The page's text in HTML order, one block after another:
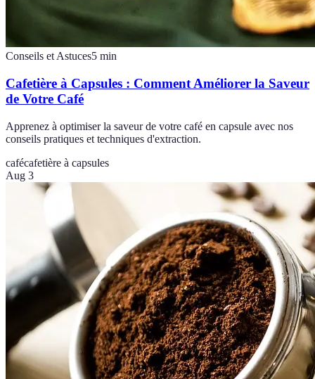
Conseils et Astuces5 min
Cafetière à Capsules : Comment Améliorer la Saveur
de Votre Café
Apprenez à optimiser la saveur de votre café en capsule avec nos
conseils pratiques et techniques d'extraction.
cafécafetière à capsules
Aug 3